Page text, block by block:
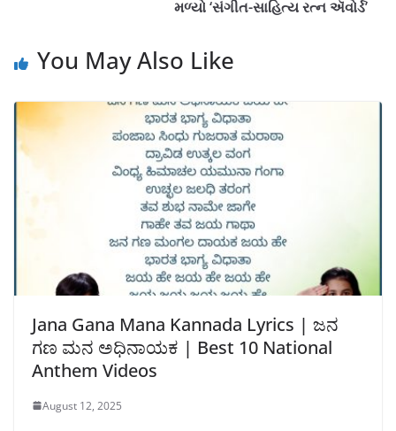
મળ્યો ‘સંગીત-સાહિત્ય રત્ન ઍવોર્ડ’
You May Also Like
Jana Gana Mana Kannada Lyrics | ಜನ
ಗಣ ಮನ ಅಧಿನಾಯಕ | Best 10 National
Anthem Videos
August 12, 2025